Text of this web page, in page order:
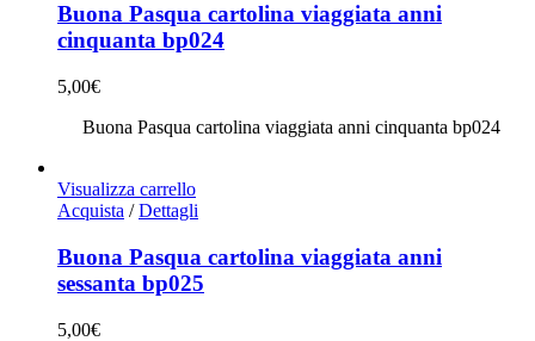
Buona Pasqua cartolina viaggiata anni
cinquanta bp024
5,00€
Buona Pasqua cartolina viaggiata anni cinquanta bp024
Visualizza carrello
Acquista / Dettagli
Buona Pasqua cartolina viaggiata anni
sessanta bp025
5,00€